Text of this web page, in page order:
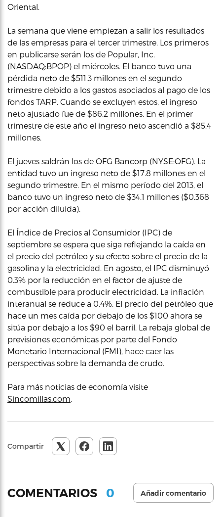
Oriental.
La semana que viene empiezan a salir los resultados
de las empresas para el tercer trimestre. Los primeros
en publicarse serán los de Popular, Inc.
(NASDAQ:BPOP) el miércoles. El banco tuvo una
pérdida neto de $511.3 millones en el segundo
trimestre debido a los gastos asociados al pago de los
fondos TARP. Cuando se excluyen estos, el ingreso
neto ajustado fue de $86.2 millones. En el primer
trimestre de este año el ingreso neto ascendió a $85.4
millones.
El jueves saldrán los de OFG Bancorp (NYSE:OFG). La
entidad tuvo un ingreso neto de $17.8 millones en el
segundo trimestre. En el mismo período del 2013, el
banco tuvo un ingreso neto de $34.1 millones ($0.368
por acción diluida).
El Índice de Precios al Consumidor (IPC) de
septiembre se espera que siga reflejando la caída en
el precio del petróleo y su efecto sobre el precio de la
gasolina y la electricidad. En agosto, el IPC disminuyó
0.3% por la reducción en el factor de ajuste de
combustible para producir electricidad. La inflación
interanual se reduce a 0.4%. El precio del petróleo que
hace un mes caída por debajo de los $100 ahora se
sitúa por debajo a los $90 el barril. La rebaja global de
previsiones económicas por parte del Fondo
Monetario Internacional (FMI), hace caer las
perspectivas sobre la demanda de crudo.
Para más noticias de economía visite
Sincomillas.com.
Compartir
COMENTARIOS 0 Añadir comentario